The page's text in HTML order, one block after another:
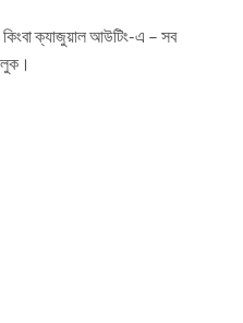
ক্যাজুয়াল আউটিং-এ – সব
লুক।